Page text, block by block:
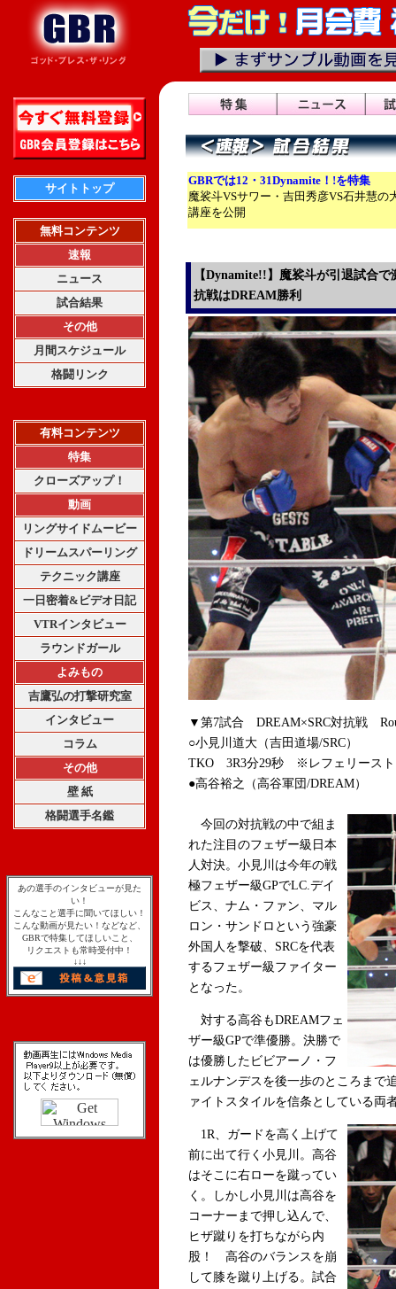
サイトトップ
無料コンテンツ
速報
ニュース
試合結果
その他
月間スケジュール
格闘リンク
有料コンテンツ
特集
クローズアップ！
動画
リングサイドムービー
ドリームスパーリング
テクニック講座
一日密着&ビデオ日記
VTRインタビュー
ラウンドガール
よみもの
吉鷹弘の打撃研究室
インタビュー
コラム
その他
壁 紙
格闘選手名鑑
あの選手のインタビューが見た
い！
こんなこと選手に聞いてほしい！
こんな動画が見たい！などなど、
GBRで特集してほしいこと、
リクエストも常時受付中！
↓↓↓
GBRでは12・31Dynamite！!を特集
魔裟斗VSサワー・吉田秀彦VS石井慧
講座を公開
【Dynamite!!】魔裟斗が引退試合
抗戦はDREAM勝利
▼第7試合 DREAM×SRC対抗戦
○小見川道大（吉田道場/SRC）
TKO 3R3分29秒 ※レフェリースト
●高谷裕之（高谷軍団/DREAM）
今回の対抗戦の中で組ま
れた注目のフェザー級日本
人対決。小見川は今年の戦
極フェザー級GPでLC.デイ
ビス、ナム・ファン、マル
ロン・サンドロという強豪
外国人を撃破、SRCを代表
するフェザー級ファイター
となった。
対する高谷もDREAMフェ
ザー級GPで準優勝。決勝で
は優勝したビビアーノ・フ
ェルナンデスを後一歩のところまで
ァイトスタイルを信条としている両
1R、ガードを高く上げて
前に出て行く小見川。高谷
はそこに右ローを蹴ってい
く。しかし小見川は高谷を
コーナーまで押し込んで、
ヒザ蹴りを打ちながら内
股！ 高谷のバランスを崩
して膝を蹴り上げる。試合